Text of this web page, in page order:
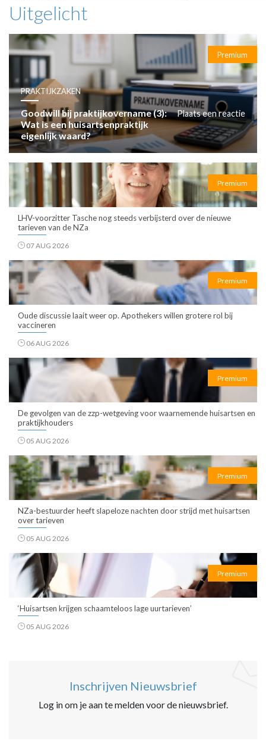
Uitgelicht
Premium
PRAKTIJKZAKEN
Goodwill bij praktijkovername (3):
Wat is een huisartsenpraktijk
eigenlijk waard?
Plaats een reactie
Premium
LHV-voorzitter Tasche nog steeds verbijsterd over de nieuwe
tarieven van de NZa
07 AUG 2026
Premium
Oude discussie laait weer op. Apothekers willen grotere rol bij
vaccineren
06 AUG 2026
Premium
De gevolgen van de zzp-wetgeving voor waarnemende huisartsen en
praktijkhouders
05 AUG 2026
Premium
NZa-bestuurder heeft slapeloze nachten door strijd met huisartsen
over tarieven
05 AUG 2026
Premium
‘Huisartsen krijgen schaamteloos lage uurtarieven’
05 AUG 2026
Inschrijven Nieuwsbrief
Log in om je aan te melden voor de nieuwsbrief.